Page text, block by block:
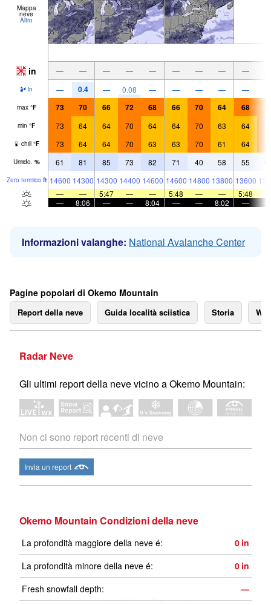
Mappa
neve
Altro
in — — — — — — — — —
in — 0.4 — 0.08 — — — — —
max °F 73 70 66 72 68 66 70 64 68
min °F 73 64 64 70 64 64 70 63 64
chill °F 73 64 64 70 63 63 70 61 64
Umido. % 61 81 85 73 82 71 40 58 55
Zero termico ft 14600 14300 14300 14400 14600 14600 14800 13800 13600
—
— 5:47 — — 5:48 — — 5:48
—
8:06 — — 8:04 — — 8:02 —
Informazioni valanghe: National Avalanche Center
Pagine popolari di Okemo Mountain
Report della neve Guida località sciistica Storia
Radar Neve
Gli ultimi report della neve vicino a Okemo Mountain:
Non ci sono report recenti di neve
Invia un report
Okemo Mountain Condizioni della neve
La profondità maggiore della neve é: 0 in
La profondità minore della neve é:
0 in
Fresh snowfall depth:
—